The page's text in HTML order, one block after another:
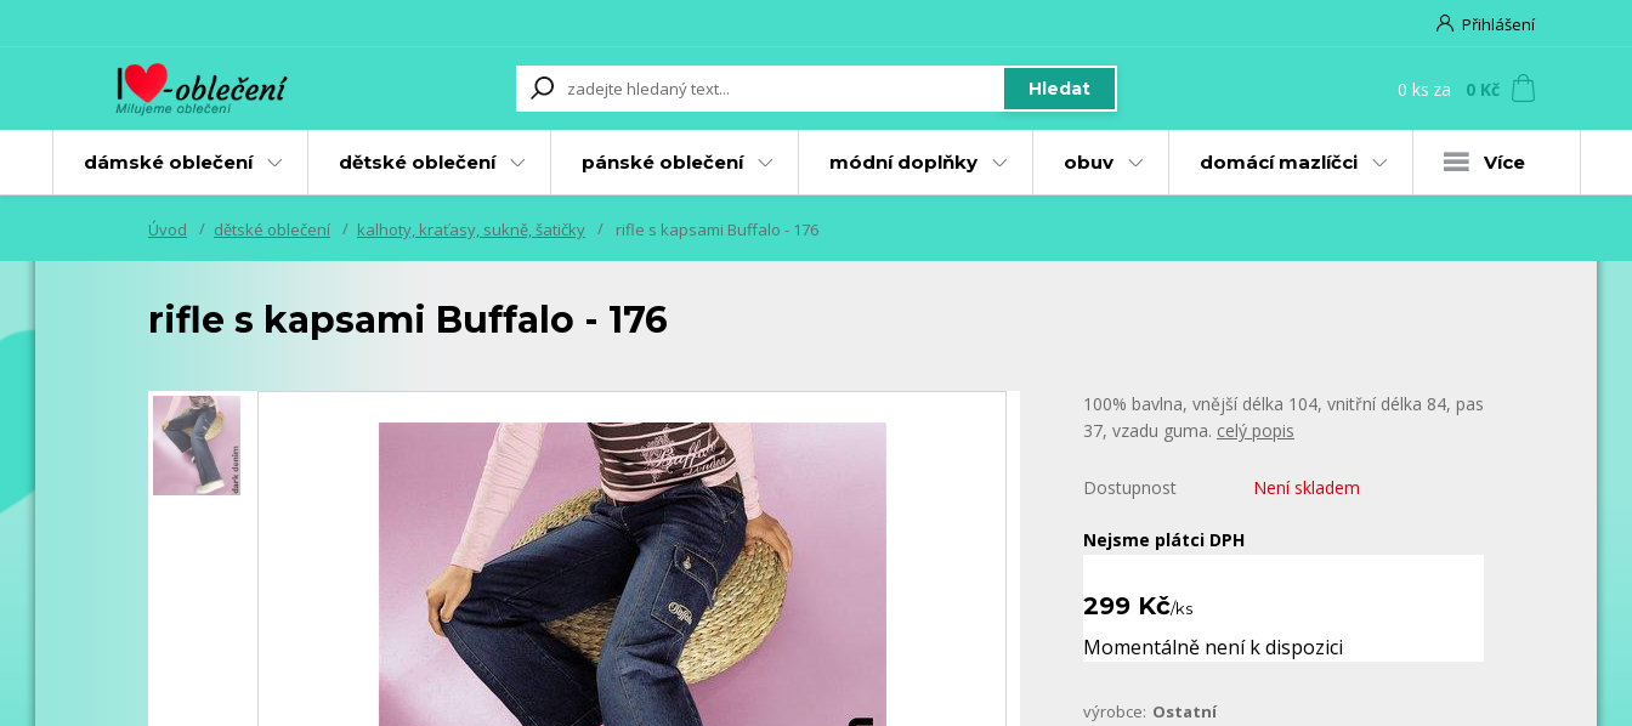
Přihlášení
Hledat 0 ks za 0 Kč
dámské oblečení dětské oblečení pánské oblečení módní doplňky obuv domácí mazlíčci Více
Úvod dětské oblečení kalhoty, kraťasy, sukně, šatičky rifle s kapsami Buffalo - 176
rifle s kapsami Buffalo - 176
100% bavlna, vnější délka 104, vnitřní délka 84, pas
37, vzadu guma. celý popis
Dostupnost Není skladem
Nejsme plátci DPH
299 Kč/ks
Momentálně není k dispozici
výrobce: Ostatní